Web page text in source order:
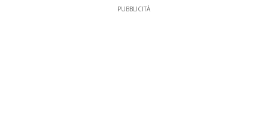
PUBBLICITÀ